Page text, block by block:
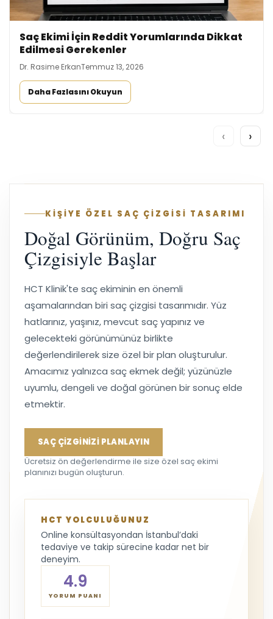
Saç Ekimi İçin Reddit Yorumlarında Dikkat
Edilmesi Gerekenler
Dr. Rasime ErkanTemmuz 13, 2026
Daha Fazlasını Okuyun
‹ ›
KİŞİYE ÖZEL SAÇ ÇİZGİSİ TASARIMI
Doğal Görünüm, Doğru Saç
Çizgisiyle Başlar
HCT Klinik'te saç ekiminin en önemli
aşamalarından biri saç çizgisi tasarımıdır. Yüz
hatlarınız, yaşınız, mevcut saç yapınız ve
gelecekteki görünümünüz birlikte
değerlendirilerek size özel bir plan oluşturulur.
Amacımız yalnızca saç ekmek değil; yüzünüzle
uyumlu, dengeli ve doğal görünen bir sonuç elde
etmektir.
SAÇ ÇİZGİNİZİ PLANLAYIN
Ücretsiz ön değerlendirme ile size özel saç ekimi
planınızı bugün oluşturun.
HCT YOLCULUĞUNUZ
Online konsültasyondan İstanbul’daki
tedaviye ve takip sürecine kadar net bir
deneyim.
4.9
YORUM PUANI